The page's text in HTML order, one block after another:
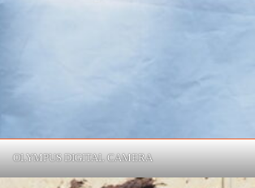
OLYMPUS DIGITAL CAMERA